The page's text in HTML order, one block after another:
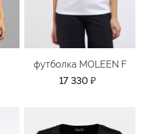
футболка MOLEEN F
17 330 ₽